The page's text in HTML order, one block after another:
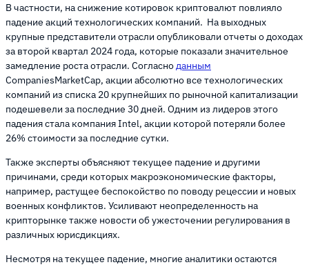
В частности, на снижение котировок криптовалют повлияло
падение акций технологических компаний. На выходных
крупные представители отрасли опубликовали отчеты о доходах
за второй квартал 2024 года, которые показали значительное
замедление роста отрасли. Согласноданным
CompaniesMarketCap, акции абсолютно все технологических
компаний из списка 20 крупнейших по рыночной капитализации
подешевели за последние 30 дней. Одним из лидеров этого
падения стала компания Intel, акции которой потеряли более
26% стоимости за последние сутки.
Также эксперты объясняют текущее падение и другими
причинами, среди которых макроэкономические факторы,
например, растущее беспокойство по поводу рецессии и новых
военных конфликтов. Усиливают неопределенность на
крипторынке также новости об ужесточении регулирования в
различных юрисдикциях.
Несмотря на текущее падение, многие аналитики остаются